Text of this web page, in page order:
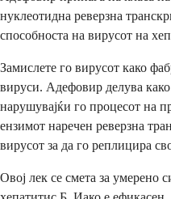
нуклеотидна реверзна
способноста на вирусот на
Замислете го вирусот како
вируси. Адефовир делува
нарушувајќи го процесот на
ензимот наречен реверзна
вирусот за да го реплицира
Овој лек се смета за умерено